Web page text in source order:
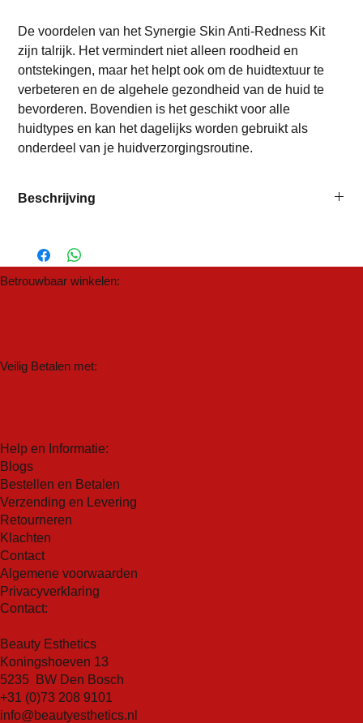
De voordelen van het Synergie Skin Anti-Redness Kit
zijn talrijk. Het vermindert niet alleen roodheid en
ontstekingen, maar het helpt ook om de huidtextuur te
verbeteren en de algehele gezondheid van de huid te
bevorderen. Bovendien is het geschikt voor alle
huidtypes en kan het dagelijks worden gebruikt als
onderdeel van je huidverzorgingsroutine.
Beschrijving
UltraCleanse – reinigingsgel (30ml)
Vitamin B – essentieel niacinamide serum (10ml)
DermaCalm – kalmerende anti-roodheid moisturiser
Help en Informatie:
Blogs
Bestellen en Betalen
Verzending en Levering
Retourneren
Klachten
Contact
Algemene voorwaarden
Privacyverklaring
Contact:
Beauty Esthetics
Koningshoeven 13
5235 BW Den Bosch
+31 (0)73 208 9101
info@beautyesthetics.nl
Veilig Betalen met:
Betrouwbaar winkelen: